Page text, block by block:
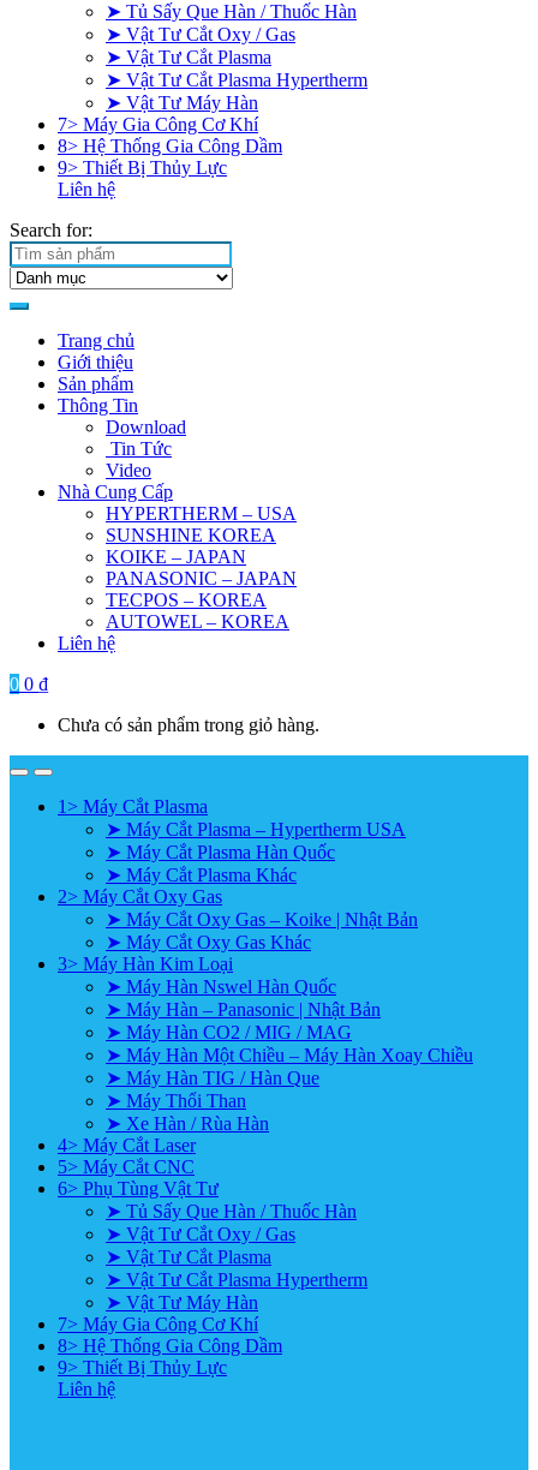
➤ Tủ Sấy Que Hàn / Thuốc Hàn
➤ Vật Tư Cắt Oxy / Gas
➤ Vật Tư Cắt Plasma
➤ Vật Tư Cắt Plasma Hypertherm
➤ Vật Tư Máy Hàn
7> Máy Gia Công Cơ Khí
8> Hệ Thống Gia Công Dầm
9> Thiết Bị Thủy Lực
Liên hệ
Search for:
Trang chủ
Giới thiệu
Sản phẩm
Thông Tin
Download
Tin Tức
Video
Nhà Cung Cấp
HYPERTHERM – USA
SUNSHINE KOREA
KOIKE – JAPAN
PANASONIC – JAPAN
TECPOS – KOREA
AUTOWEL – KOREA
Liên hệ
0 0 ₫
Chưa có sản phẩm trong giỏ hàng.
1> Máy Cắt Plasma
➤ Máy Cắt Plasma – Hypertherm USA
➤ Máy Cắt Plasma Hàn Quốc
➤ Máy Cắt Plasma Khác
2> Máy Cắt Oxy Gas
➤ Máy Cắt Oxy Gas – Koike | Nhật Bản
➤ Máy Cắt Oxy Gas Khác
3> Máy Hàn Kim Loại
➤ Máy Hàn Nswel Hàn Quốc
➤ Máy Hàn – Panasonic | Nhật Bản
➤ Máy Hàn CO2 / MIG / MAG
➤ Máy Hàn Một Chiều – Máy Hàn Xoay Chiều
➤ Máy Hàn TIG / Hàn Que
➤ Máy Thổi Than
➤ Xe Hàn / Rùa Hàn
4> Máy Cắt Laser
5> Máy Cắt CNC
6> Phụ Tùng Vật Tư
➤ Tủ Sấy Que Hàn / Thuốc Hàn
➤ Vật Tư Cắt Oxy / Gas
➤ Vật Tư Cắt Plasma
➤ Vật Tư Cắt Plasma Hypertherm
➤ Vật Tư Máy Hàn
7> Máy Gia Công Cơ Khí
8> Hệ Thống Gia Công Dầm
9> Thiết Bị Thủy Lực
Liên hệ